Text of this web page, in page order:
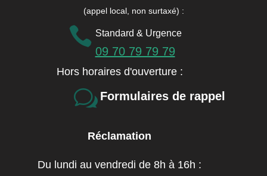
(appel local, non surtaxé) :
 Standard & Urgence
09 70 79 79 79
Hors horaires d'ouverture :
w Formulaires de rappel
Réclamation
Du lundi au vendredi de 8h à 16h :